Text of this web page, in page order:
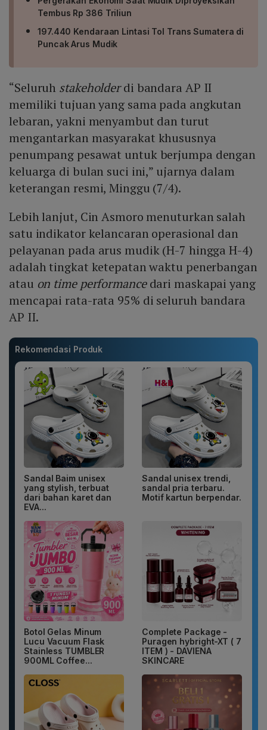
Tembus Rp 386 Triliun
197.440 Kendaraan Lintasi Tol Trans Sumatera di
Puncak Arus Mudik
“Seluruh stakeholderdi bandara AP II
memiliki tujuan yang sama pada angkutan
lebaran, yakni menyambut dan turut
mengantarkan masyarakat khususnya
penumpang pesawat untuk berjumpa dengan
keluarga di bulan suci ini,” ujarnya dalam
keterangan resmi, Minggu (7/4).
Lebih lanjut, Cin Asmoro menuturkan salah
satu indikator kelancaran operasional dan
pelayanan pada arus mudik (H-7 hingga H-4)
adalah tingkat ketepatan waktu penerbangan
atau on time performancedari maskapai yang
mencapai rata-rata 95% di seluruh bandara
AP II.
Rekomendasi Produk
Sandal Baim unisex
yang stylish, terbuat
dari bahan karet dan
EVA...
Sandal unisex trendi,
sandal pria terbaru.
Motif kartun berpendar.
Botol Gelas Minum
Lucu Vacuum Flask
Stainless TUMBLER
900ML Coffee...
Complete Package -
Puragen hybright-XT ( 7
ITEM ) - DAVIENA
SKINCARE